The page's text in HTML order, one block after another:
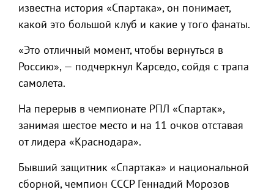
известна история «Спартака», он понимает,
какой это большой клуб и какие у того фанаты.
«Это отличный момент, чтобы вернуться в
Россию», — подчеркнул Карседо, сойдя с трапа
самолета.
На перерыв в чемпионате РПЛ «Спартак»,
занимая шестое место и на 11 очков отставая
от лидера «Краснодара».
Бывший защитник «Спартака» и национальной
сборной, чемпион СССР Геннадий Морозов